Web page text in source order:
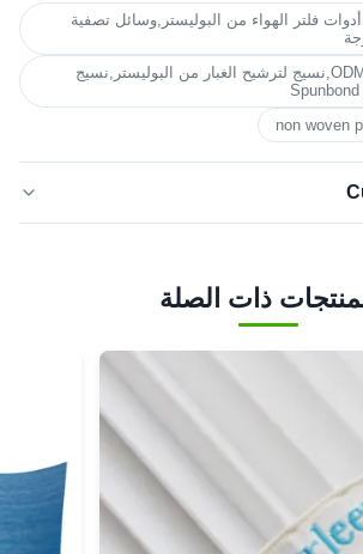
فلتر الهواء من البوليستر,وسائل تصفية
مواد تصفية بوليستر ODM,نسيج لترشيح الغبار من البوليستر,نسيج
non woven
Oct
★★★★★
★★★★★
ذات الصلة